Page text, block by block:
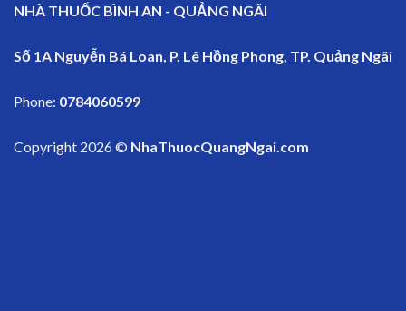
NHÀ THUỐC BÌNH AN - QUẢNG NGÃI
Số 1A Nguyễn Bá Loan, P. Lê Hồng Phong, TP. Quảng Ngãi
Phone: 0784060599
Copyright 2026 © NhaThuocQuangNgai.com